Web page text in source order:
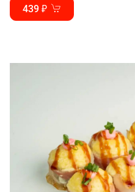
439 ₽